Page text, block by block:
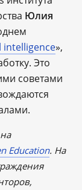
Юлия
intelligence»,
Это
советами
Education. На